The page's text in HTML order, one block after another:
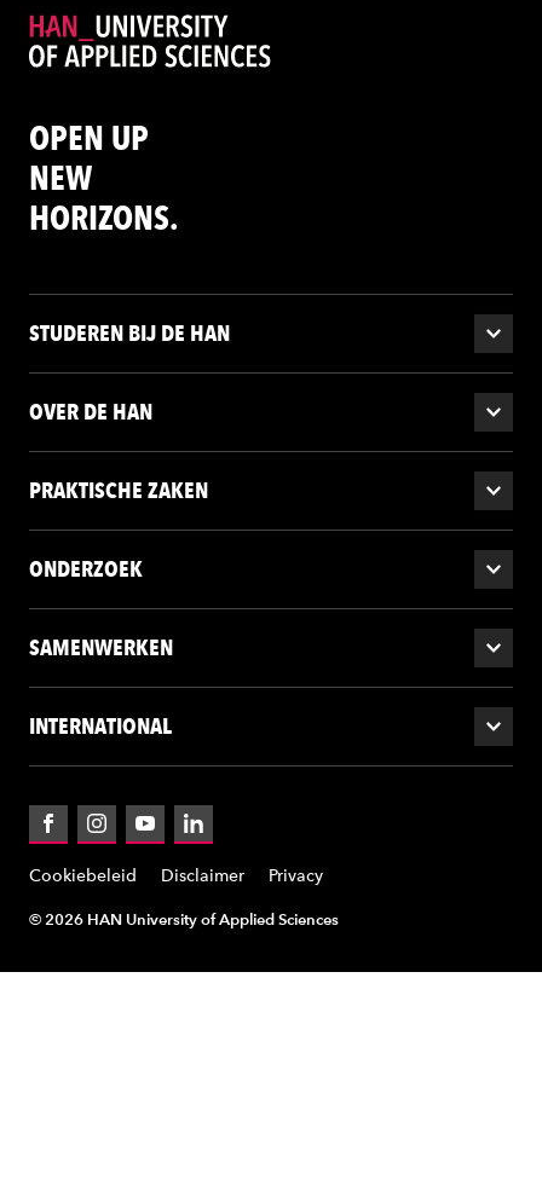
OPEN UP
NEW
HORIZONS.
STUDEREN BIJ DE HAN
OVER DE HAN
PRAKTISCHE ZAKEN
ONDERZOEK
SAMENWERKEN
INTERNATIONAL
FacebookInstagramYouTubeLinkedIn
Cookiebeleid Disclaimer Privacy
© 2026 HAN University of Applied Sciences